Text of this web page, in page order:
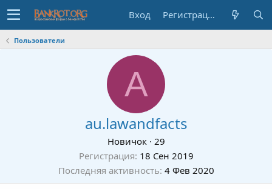
Вход Регистрация
Пользователи
A
au.lawandfacts
Новичок · 29
Регистрация 18 Сен 2019
Последняя активность 4 Фев 2020